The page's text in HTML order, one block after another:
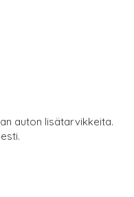
auton lisätarvikkeita.